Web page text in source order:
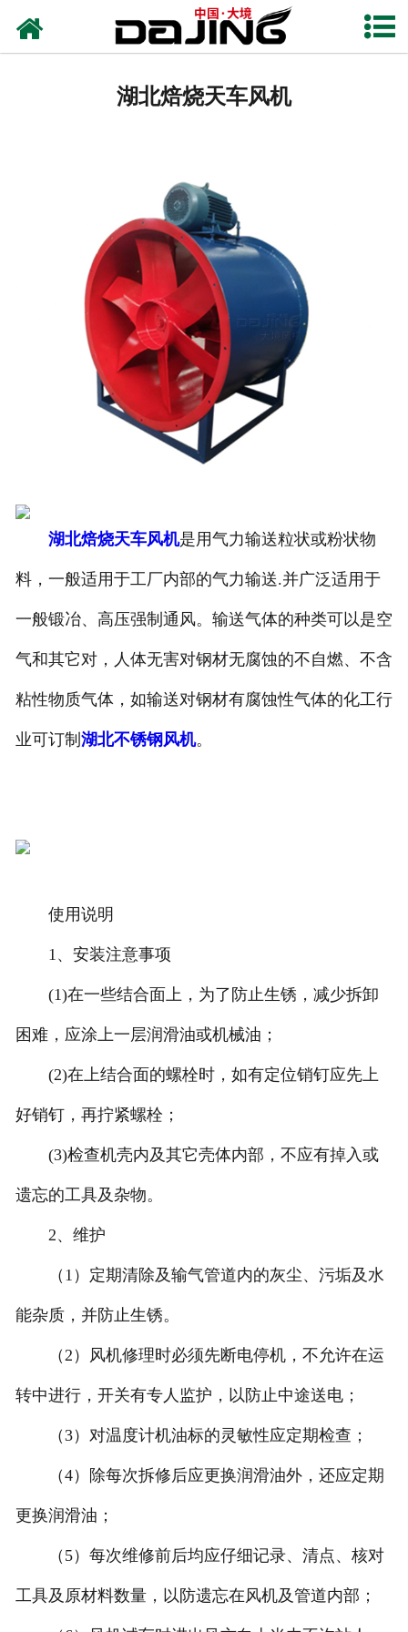
网站首页
湖北高压风机
湖北轴流风机
湖北输送风机
湖北保温风机
湖北通风风机
湖北锅炉风机
湖北水泥风机
湖北窑炉风机
湖北造纸风机
湖北化工风机
湖北焙烧天车风机
湖北焙烧天车风机是用气力输送粒状或粉状物
料，一般适用于工厂内部的气力输送.并广泛适用于
一般锻冶、高压强制通风。输送气体的种类可以是空
气和其它对，人体无害对钢材无腐蚀的不自燃、不含
粘性物质气体，如输送对钢材有腐蚀性气体的化工行
业可订制 湖北不锈钢风机。
使用说明
1、安装注意事项
(1)在一些结合面上，为了防止生锈，减少拆卸
困难，应涂上一层润滑油或机械油；
(2)在上结合面的螺栓时，如有定位销钉应先上
好销钉，再拧紧螺栓；
(3)检查机壳内及其它壳体内部，不应有掉入或
遗忘的工具及杂物。
2、维护
（1）定期清除及输气管道内的灰尘、污垢及水
能杂质，并防止生锈。
（2）风机修理时必须先断电停机，不允许在运
转中进行，开关有专人监护，以防止中途送电；
（3）对温度计机油标的灵敏性应定期检查；
（4）除每次拆修后应更换润滑油外，还应定期
更换润滑油；
（5）每次维修前后均应仔细记录、清点、核对
工具及原材料数量，以防遗忘在风机及管道内部；